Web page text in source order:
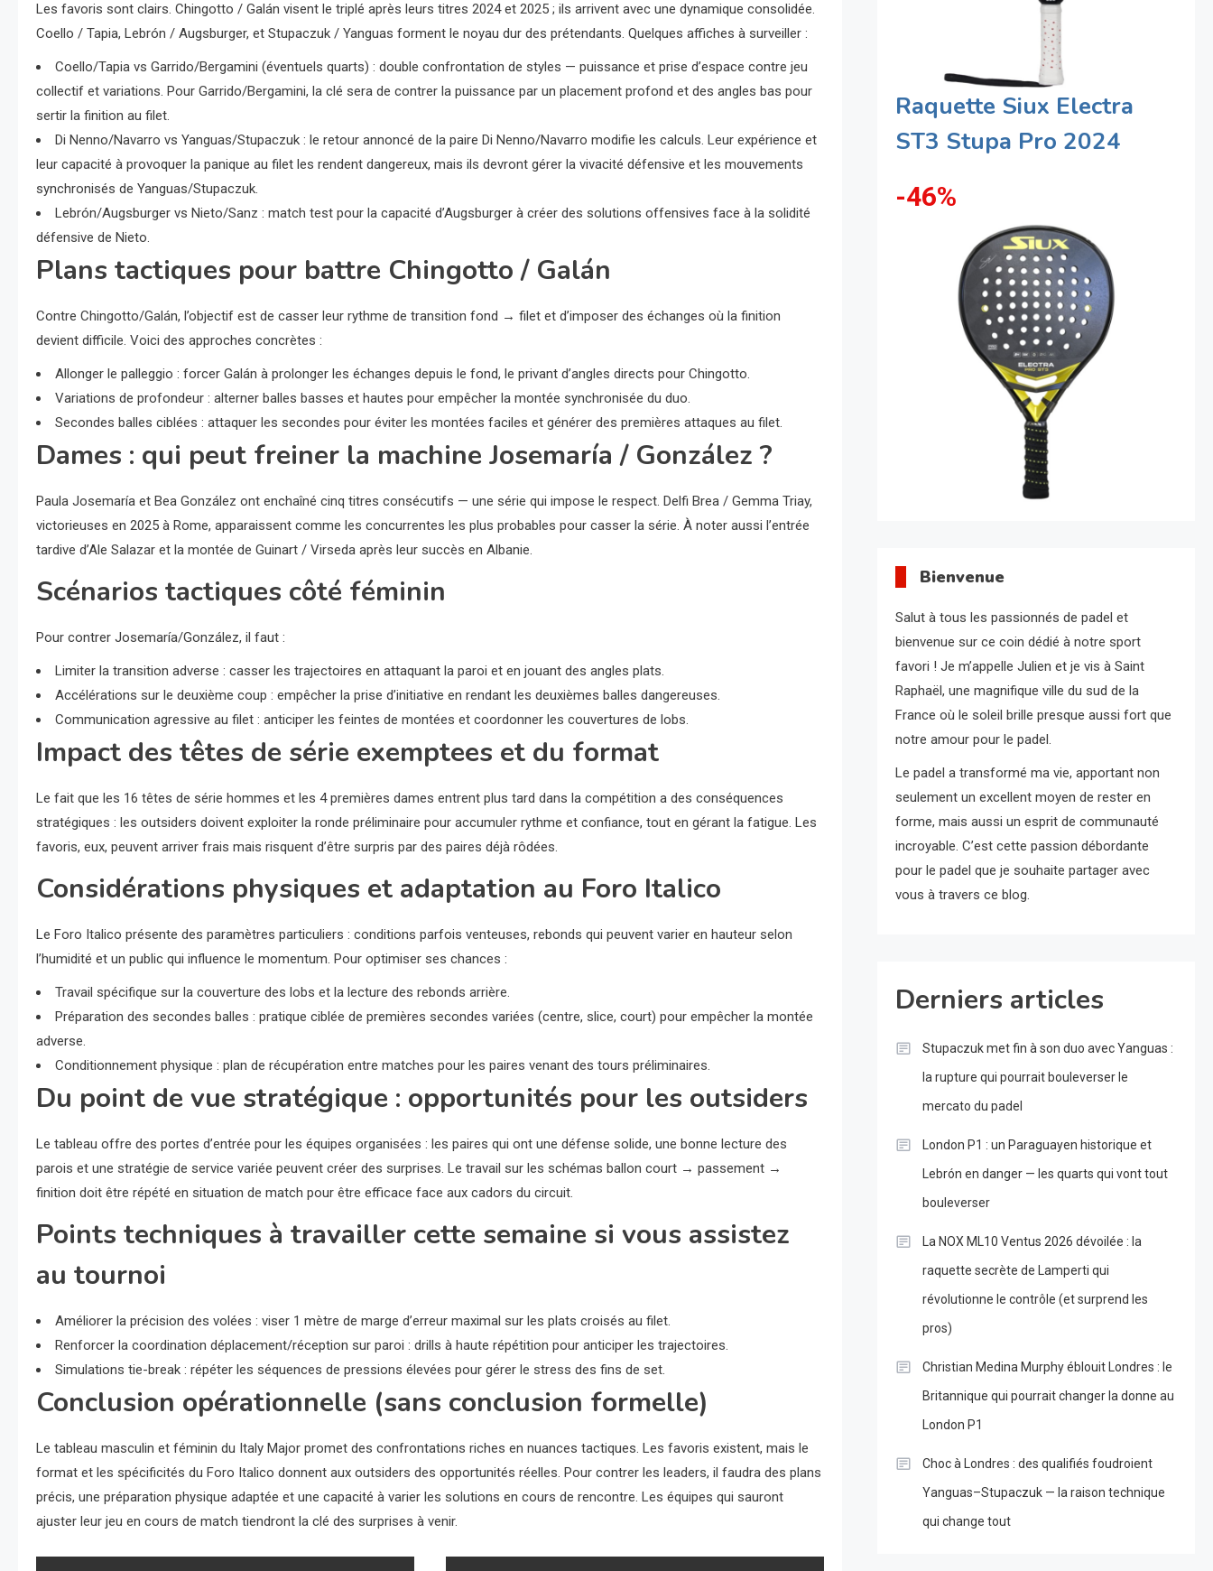
Les favoris sont clairs. Chingotto / Galán visent le triplé après leurs titres 2024 et 2025 ; ils arrivent avec une dynamique consolidée.
Coello / Tapia, Lebrón / Augsburger, et Stupaczuk / Yanguas forment le noyau dur des prétendants. Quelques affiches à surveiller :
Coello/Tapia vs Garrido/Bergamini (éventuels quarts) : double confrontation de styles — puissance et prise d’espace contre jeu
collectif et variations. Pour Garrido/Bergamini, la clé sera de contrer la puissance par un placement profond et des angles bas pour
sertir la finition au filet.
Di Nenno/Navarro vs Yanguas/Stupaczuk : le retour annoncé de la paire Di Nenno/Navarro modifie les calculs. Leur expérience et
leur capacité à provoquer la panique au filet les rendent dangereux, mais ils devront gérer la vivacité défensive et les mouvements
synchronisés de Yanguas/Stupaczuk.
Lebrón/Augsburger vs Nieto/Sanz : match test pour la capacité d’Augsburger à créer des solutions offensives face à la solidité
défensive de Nieto.
Plans tactiques pour battre Chingotto / Galán
Contre Chingotto/Galán, l’objectif est de casser leur rythme de transition fond → filet et d’imposer des échanges où la finition
devient difficile. Voici des approches concrètes :
Allonger le palleggio : forcer Galán à prolonger les échanges depuis le fond, le privant d’angles directs pour Chingotto.
Variations de profondeur : alterner balles basses et hautes pour empêcher la montée synchronisée du duo.
Secondes balles ciblées : attaquer les secondes pour éviter les montées faciles et générer des premières attaques au filet.
Dames : qui peut freiner la machine Josemaría / González ?
Paula Josemaría et Bea González ont enchaîné cinq titres consécutifs — une série qui impose le respect. Delfi Brea / Gemma Triay,
victorieuses en 2025 à Rome, apparaissent comme les concurrentes les plus probables pour casser la série. À noter aussi l’entrée
tardive d’Ale Salazar et la montée de Guinart / Virseda après leur succès en Albanie.
Scénarios tactiques côté féminin
Pour contrer Josemaría/González, il faut :
Limiter la transition adverse : casser les trajectoires en attaquant la paroi et en jouant des angles plats.
Accélérations sur le deuxième coup : empêcher la prise d’initiative en rendant les deuxièmes balles dangereuses.
Communication agressive au filet : anticiper les feintes de montées et coordonner les couvertures de lobs.
Impact des têtes de série exemptees et du format
Le fait que les 16 têtes de série hommes et les 4 premières dames entrent plus tard dans la compétition a des conséquences
stratégiques : les outsiders doivent exploiter la ronde préliminaire pour accumuler rythme et confiance, tout en gérant la fatigue. Les
favoris, eux, peuvent arriver frais mais risquent d’être surpris par des paires déjà rôdées.
Considérations physiques et adaptation au Foro Italico
Le Foro Italico présente des paramètres particuliers : conditions parfois venteuses, rebonds qui peuvent varier en hauteur selon
l’humidité et un public qui influence le momentum. Pour optimiser ses chances :
Travail spécifique sur la couverture des lobs et la lecture des rebonds arrière.
Préparation des secondes balles : pratique ciblée de premières secondes variées (centre, slice, court) pour empêcher la montée
adverse.
Conditionnement physique : plan de récupération entre matches pour les paires venant des tours préliminaires.
Du point de vue stratégique : opportunités pour les outsiders
Le tableau offre des portes d’entrée pour les équipes organisées : les paires qui ont une défense solide, une bonne lecture des
parois et une stratégie de service variée peuvent créer des surprises. Le travail sur les schémas ballon court → passement →
finition doit être répété en situation de match pour être efficace face aux cadors du circuit.
Points techniques à travailler cette semaine si vous assistez
au tournoi
Améliorer la précision des volées : viser 1 mètre de marge d’erreur maximal sur les plats croisés au filet.
Renforcer la coordination déplacement/réception sur paroi : drills à haute répétition pour anticiper les trajectoires.
Simulations tie-break : répéter les séquences de pressions élevées pour gérer le stress des fins de set.
Conclusion opérationnelle (sans conclusion formelle)
Le tableau masculin et féminin du Italy Major promet des confrontations riches en nuances tactiques. Les favoris existent, mais le
format et les spécificités du Foro Italico donnent aux outsiders des opportunités réelles. Pour contrer les leaders, il faudra des plans
précis, une préparation physique adaptée et une capacité à varier les solutions en cours de rencontre. Les équipes qui sauront
ajuster leur jeu en cours de match tiendront la clé des surprises à venir.
Raquette Siux Electra
ST3 Stupa Pro 2024
-46%
Bienvenue
Salut à tous les passionnés de padel et
bienvenue sur ce coin dédié à notre sport
favori ! Je m’appelle Julien et je vis à Saint
Raphaël, une magnifique ville du sud de la
France où le soleil brille presque aussi fort que
notre amour pour le padel.
Le padel a transformé ma vie, apportant non
seulement un excellent moyen de rester en
forme, mais aussi un esprit de communauté
incroyable. C’est cette passion débordante
pour le padel que je souhaite partager avec
vous à travers ce blog.
Derniers articles
Stupaczuk met fin à son duo avec Yanguas :
la rupture qui pourrait bouleverser le
mercato du padel
London P1 : un Paraguayen historique et
Lebrón en danger — les quarts qui vont tout
bouleverser
La NOX ML10 Ventus 2026 dévoilée : la
raquette secrète de Lamperti qui
révolutionne le contrôle (et surprend les
pros)
Christian Medina Murphy éblouit Londres : le
Britannique qui pourrait changer la donne au
London P1
Choc à Londres : des qualifiés foudroient
Yanguas–Stupaczuk — la raison technique
qui change tout